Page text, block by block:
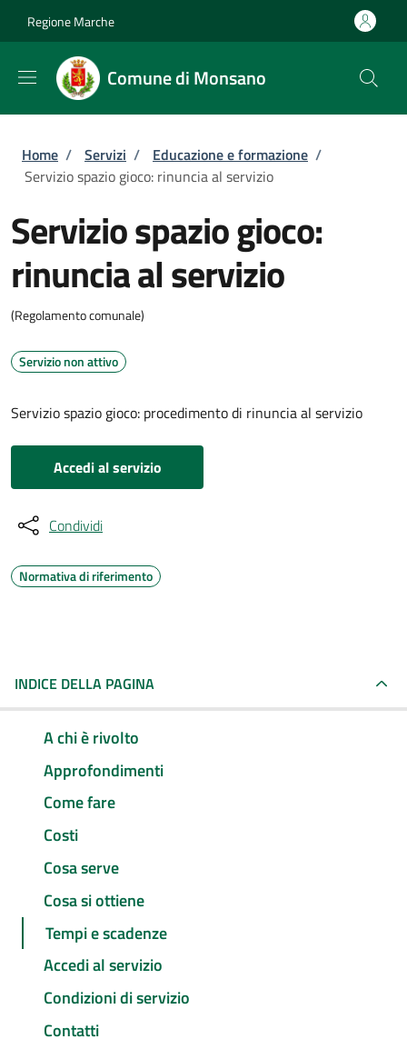
Regione Marche
Comune di Monsano
Briciole di pane
Home / Servizi / Educazione e formazione /
Servizio spazio gioco: rinuncia al servizio
Servizio spazio gioco:
rinuncia al servizio
(Regolamento comunale)
Servizio non attivo
Servizio spazio gioco: procedimento di rinuncia al servizio
Accedi al servizio
Condividi
Normativa di riferimento
INDICE DELLA PAGINA
A chi è rivolto
Approfondimenti
Come fare
Costi
Cosa serve
Cosa si ottiene
Tempi e scadenze
Accedi al servizio
Condizioni di servizio
Contatti